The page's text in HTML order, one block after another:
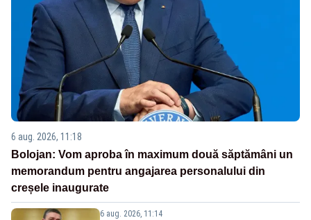
6 aug. 2026, 11:18
Bolojan: Vom aproba în maximum două săptămâni un
memorandum pentru angajarea personalului din
creșele inaugurate
6 aug. 2026, 11:14